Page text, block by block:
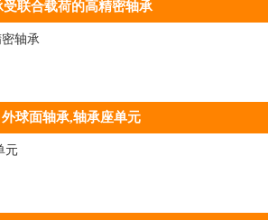
受联合载荷的高精密轴承
外球面轴承,轴承座单元